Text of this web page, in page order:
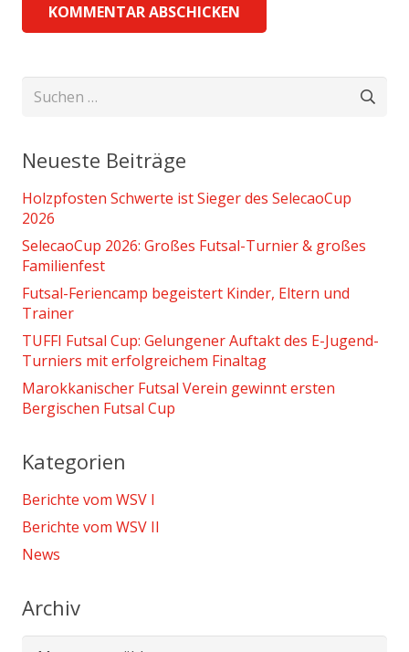
KOMMENTAR ABSCHICKEN
Suchen
Neueste Beiträge
Holzpfosten Schwerte ist Sieger des SelecaoCup
2026
SelecaoCup 2026: Großes Futsal-Turnier & großes
Familienfest
Futsal-Feriencamp begeistert Kinder, Eltern und
Trainer
TUFFI Futsal Cup: Gelungener Auftakt des E-Jugend-
Turniers mit erfolgreichem Finaltag
Marokkanischer Futsal Verein gewinnt ersten
Bergischen Futsal Cup
Kategorien
Berichte vom WSV I
Berichte vom WSV II
News
Archiv
Archiv